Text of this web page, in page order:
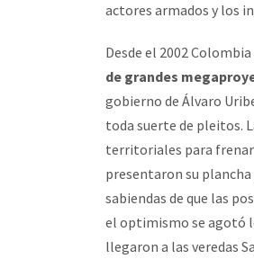
actores armados y los
Desde el 2002
de grandes
gobierno de Álvaro
toda suerte de pleitos.
territoriales para frenar
presentaron su
sabiendas de que las
el optimismo se agotó
llegaron a las veredas